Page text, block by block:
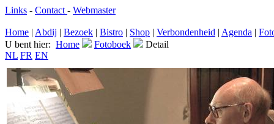
Links - Contact - Webmaster
Home | Abdij | Bezoek | Bistro | Shop | Verbondenheid | Agenda |
U bent hier: Home Fotoboek
Detail
NL FR EN